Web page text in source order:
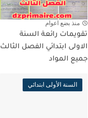
منذ بضع اعوام
تقويمات رائعة السنة
الاولى ابتدائي الفصل الثالث
جميع المواد
السنة الأولى ابتدائي